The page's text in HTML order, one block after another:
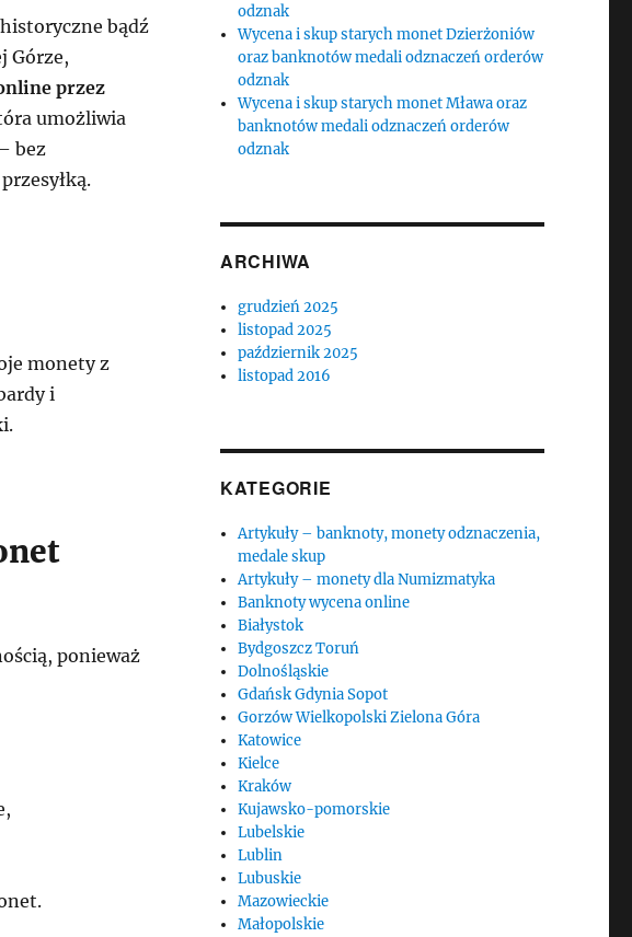
bądź
Górze,
przez
umożliwia
bez
monety z
i
ponieważ
odznak
Wycena i skup starych monet Dzierżoniów
oraz banknotów medali odznaczeń orderów
odznak
Wycena i skup starych monet Mława oraz
banknotów medali odznaczeń orderów
odznak
ARCHIWA
grudzień 2025
listopad 2025
październik 2025
listopad 2016
KATEGORIE
Artykuły – banknoty, monety odznaczenia,
medale skup
Artykuły – monety dla Numizmatyka
Banknoty wycena online
Białystok
Bydgoszcz Toruń
Dolnośląskie
Gdańsk Gdynia Sopot
Gorzów Wielkopolski Zielona Góra
Katowice
Kielce
Kraków
Kujawsko-pomorskie
Lubelskie
Lublin
Lubuskie
Mazowieckie
Małopolskie